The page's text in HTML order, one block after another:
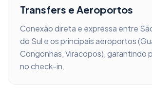
Transfers e Aeroportos
Conexão direta e expressa entre
do Sul e os principais aeroportos
Congonhas, Viracopos), garantindo
no check-in.